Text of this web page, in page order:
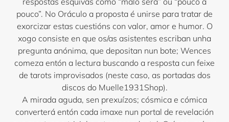
pouco”. No Oráculo a proposta é unirse para tratar de
exorcizar estas cuestións con valor, amor e humor. O
xogo consiste en que os/as asistentes escriban unha
pregunta anónima, que depositan nun bote; Wences
comeza entón a lectura buscando a resposta cun feixe
de tarots improvisados (neste caso, as portadas dos
discos do Muelle1931Shop).
A mirada aguda, sen prexuízos; cósmica e cómica
converterá entón cada imaxe nun portal de revelación